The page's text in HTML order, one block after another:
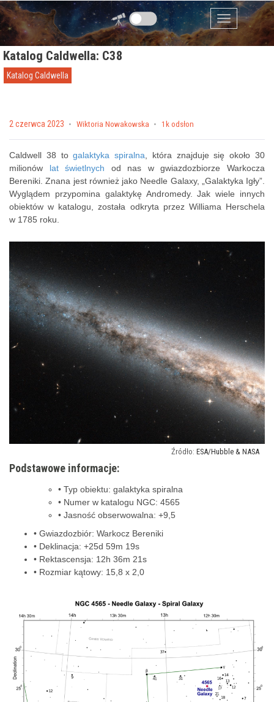
Przejdź do zawartości
Menu
Katalog Caldwella: C38
Katalog Caldwella
Posted on
2 czerwca 2023 by Wiktoria Nowakowska 1k odsłon
Caldwell 38 togalaktyka spiralna , która znajduje się około 30
milionów lat świetlnych od nas w gwiazdozbiorze Warkocza
Bereniki. Znana jest również jako Needle Galaxy, „Galaktyka Igły”.
Wyglądem przypomina galaktykę Andromedy. Jak wiele innych
obiektów w katalogu, została odkryta przez Williama Herschela
w 1785 roku.
ESA/Hubble & NASA
Podstawowe informacje:
• Typ obiektu: galaktyka spiralna
• Numer w katalogu NGC: 4565
• Jasność obserwowalna: +9,5
• Gwiazdozbiór: Warkocz Bereniki
• Deklinacja: +25d 59m 19s
• Rektascensja: 12h 36m 21s
• Rozmiar kątowy: 15,8 x 2,0